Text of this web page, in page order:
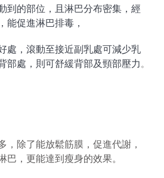
到的部位，且淋巴分布密集，經
能促進淋巴排毒，
處，滾動至接近副乳處可減少乳
部處，則可舒緩背部及頸部壓力 。
，除了能放鬆筋膜，促進代謝，
巴，更能達到瘦身的效果。